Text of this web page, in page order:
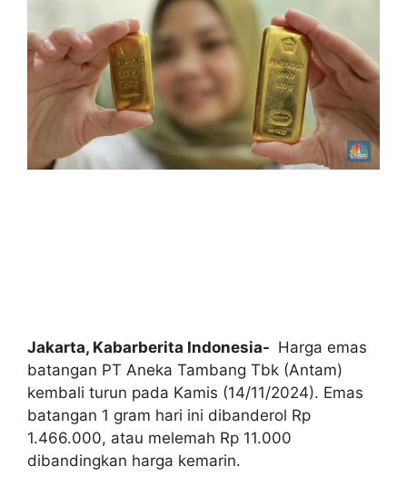
Jakarta, Kabarberita Indonesia- Harga emas
batangan PT Aneka Tambang Tbk (Antam)
kembali turun pada Kamis (14/11/2024). Emas
batangan 1 gram hari ini dibanderol Rp
1.466.000, atau melemah Rp 11.000
dibandingkan harga kemarin.